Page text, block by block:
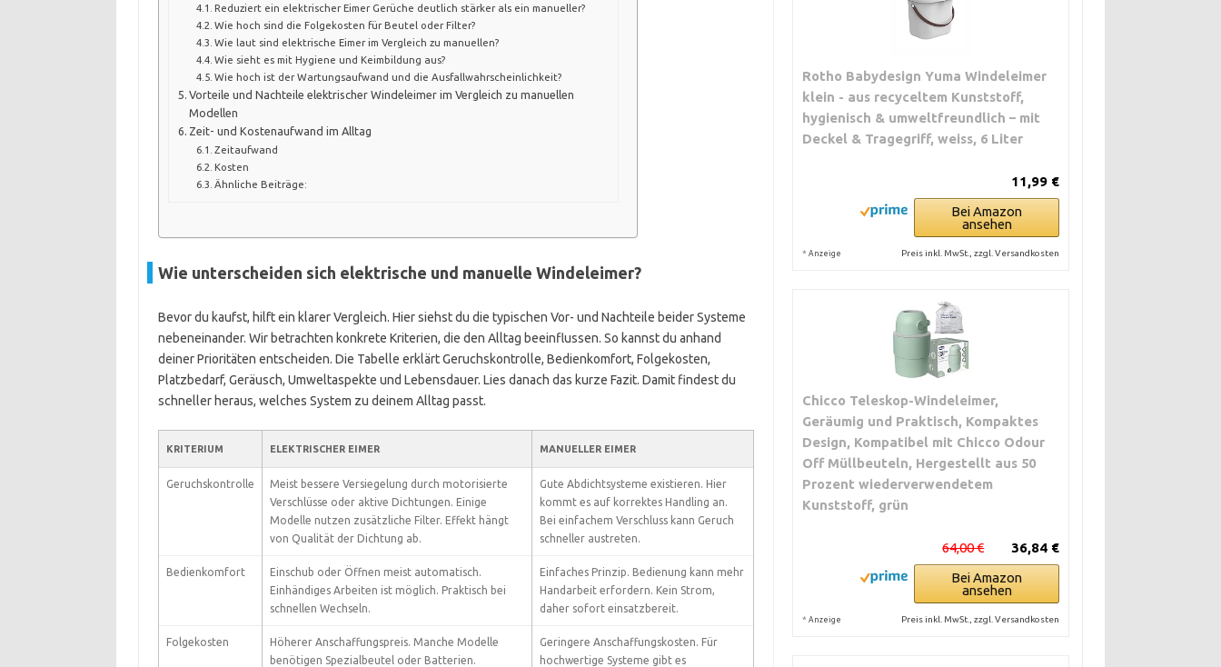
Reduziert ein elektrischer Eimer Gerüche deutlich stärker als ein manueller?
Wie hoch sind die Folgekosten für Beutel oder Filter?
Wie laut sind elektrische Eimer im Vergleich zu manuellen?
Wie sieht es mit Hygiene und Keimbildung aus?
Wie hoch ist der Wartungsaufwand und die Ausfallwahrscheinlichkeit?
Vorteile und Nachteile elektrischer Windeleimer im Vergleich zu manuellen
Modellen
Zeit- und Kostenaufwand im Alltag
Zeitaufwand
Kosten
Ähnliche Beiträge:
Wie unterscheiden sich elektrische und manuelle Windeleimer?
Bevor du kaufst, hilft ein klarer Vergleich. Hier siehst du die typischen Vor- und Nachteile beider Systeme
nebeneinander. Wir betrachten konkrete Kriterien, die den Alltag beeinflussen. So kannst du anhand
deiner Prioritäten entscheiden. Die Tabelle erklärt Geruchskontrolle, Bedienkomfort, Folgekosten,
Platzbedarf, Geräusch, Umweltaspekte und Lebensdauer. Lies danach das kurze Fazit. Damit findest du
schneller heraus, welches System zu deinem Alltag passt.
KRITERIUM ELEKTRISCHER EIMER MANUELLER EIMER
Geruchskontrolle
Meist bessere Versiegelung durch motorisierte
Verschlüsse oder aktive Dichtungen. Einige
Modelle nutzen zusätzliche Filter. Effekt hängt
von Qualität der Dichtung ab.
Gute Abdichtsysteme existieren. Hier
kommt es auf korrektes Handling an.
Bei einfachem Verschluss kann Geruch
schneller austreten.
Bedienkomfort
Einschub oder Öffnen meist automatisch.
Einhändiges Arbeiten ist möglich. Praktisch bei
schnellen Wechseln.
Einfaches Prinzip. Bedienung kann mehr
Handarbeit erfordern. Kein Strom,
daher sofort einsatzbereit.
Folgekosten
Höherer Anschaffungspreis. Manche Modelle
benötigen Spezialbeutel oder Batterien.
Geringere Anschaffungskosten. Für
hochwertige Systeme gibt es
Rotho Babydesign Yuma Windeleimer
klein - aus recyceltem Kunststoff,
hygienisch & umweltfreundlich – mit
Deckel & Tragegriff, weiss, 6 Liter
11,99 €
Bei Amazon
ansehen
* Anzeige Preis inkl. MwSt., zzgl. Versandkosten
Chicco Teleskop-Windeleimer,
Geräumig und Praktisch, Kompaktes
Design, Kompatibel mit Chicco Odour
Off Müllbeuteln, Hergestellt aus 50
Prozent wiederverwendetem
Kunststoff, grün
36,84 €
64,00 €
Bei Amazon
ansehen
* Anzeige Preis inkl. MwSt., zzgl. Versandkosten